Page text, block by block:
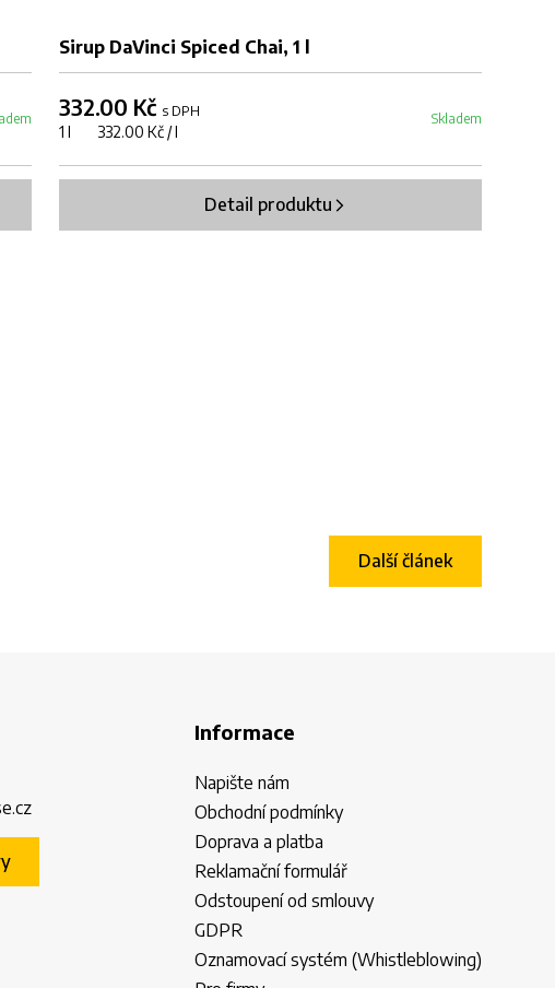
Sirup DaVinci Spiced Chai, 1 l
332.00 Kč s DPH
1 l 332.00 Kč / l
Skladem
Detail produktu
Další článek
Informace
Napište nám
Obchodní podmínky
Doprava a platba
Reklamační formulář
Odstoupení od smlouvy
GDPR
Oznamovací systém (Whistleblowing)